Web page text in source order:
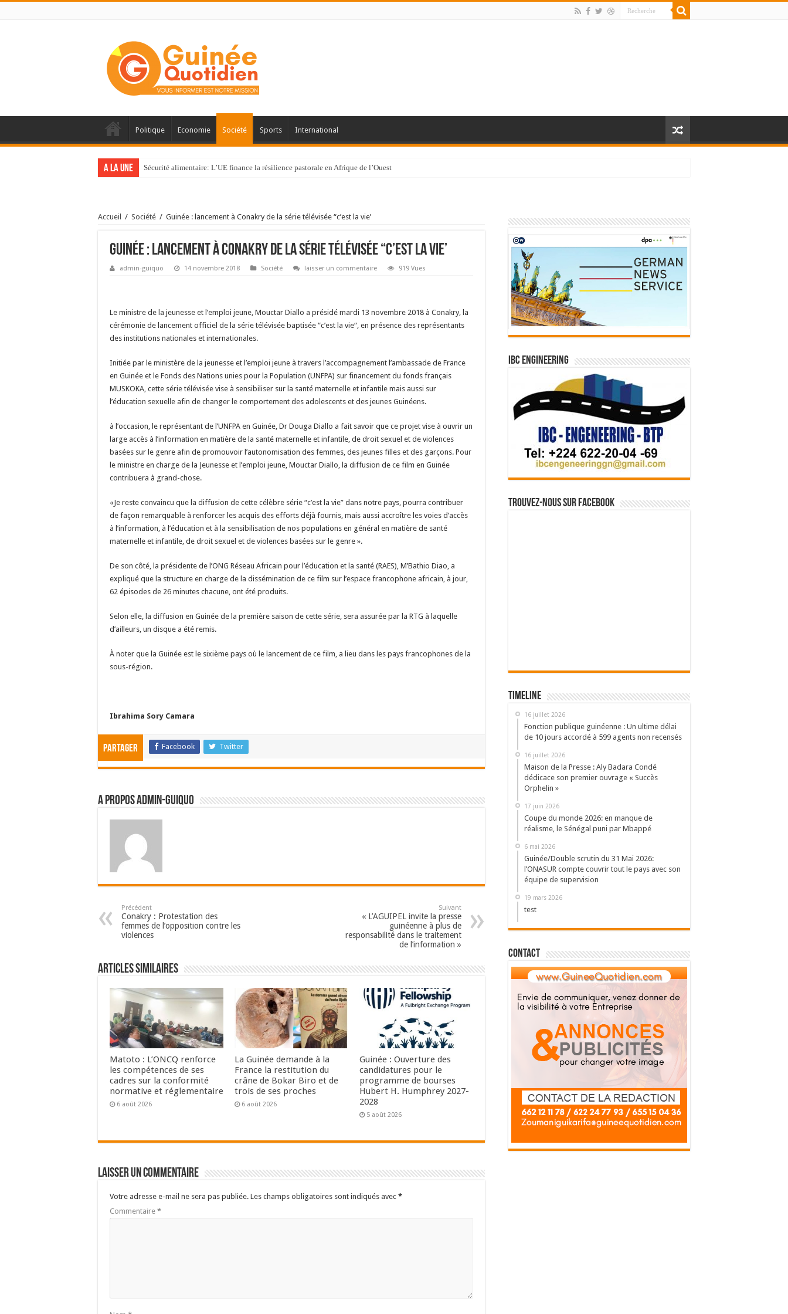
Politique Economie Société Sports International
A la une Sécurité alimentaire: L’UE finance la résilience pastorale en Afrique de l’Ouest
Accueil / Société / Guinée : lancement à Conakry de la série télévisée “c’est la vie’
Guinée : lancement à Conakry de la série télévisée “c’est la vie’
admin-guiquo 14 novembre 2018 Société laisser un commentaire 919 Vues
Le ministre de la jeunesse et l’emploi jeune, Mouctar Diallo a présidé mardi 13 novembre 2018 à Conakry, la
cérémonie de lancement officiel de la série télévisée baptisée “c’est la vie“, en présence des représentants
des institutions nationales et internationales.
Initiée par le ministère de la jeunesse et l’emploi jeune à travers l’accompagnement l’ambassade de France
en Guinée et le Fonds des Nations unies pour la Population (UNFPA) sur financement du fonds français
MUSKOKA, cette série télévisée vise à sensibiliser sur la santé maternelle et infantile mais aussi sur
l’éducation sexuelle afin de changer le comportement des adolescents et des jeunes Guinéens.
à l’occasion, le représentant de l’UNFPA en Guinée, Dr Douga Diallo a fait savoir que ce projet vise à ouvrir un
large accès à l’information en matière de la santé maternelle et infantile, de droit sexuel et de violences
basées sur le genre afin de promouvoir l’autonomisation des femmes, des jeunes filles et des garçons. Pour
le ministre en charge de la Jeunesse et l’emploi jeune, Mouctar Diallo, la diffusion de ce film en Guinée
contribuera à grand-chose.
«Je reste convaincu que la diffusion de cette célèbre série “c’est la vie” dans notre pays, pourra contribuer
de façon remarquable à renforcer les acquis des efforts déjà fournis, mais aussi accroître les voies d’accès
à l’information, à l’éducation et à la sensibilisation de nos populations en général en matière de santé
maternelle et infantile, de droit sexuel et de violences basées sur le genre ».
De son côté, la présidente de l’ONG Réseau Africain pour l’éducation et la santé (RAES), M’Bathio Diao, a
expliqué que la structure en charge de la dissémination de ce film sur l’espace francophone africain, à jour,
62 épisodes de 26 minutes chacune, ont été produits.
Selon elle, la diffusion en Guinée de la première saison de cette série, sera assurée par la RTG à laquelle
d’ailleurs, un disque a été remis.
À noter que la Guinée est le sixième pays où le lancement de ce film, a lieu dans les pays francophones de la
sous-région.
Ibrahima Sory Camara
Partager Facebook Twitter
A propos admin-guiquo
Précédent
Conakry : Protestation des
femmes de l’opposition contre les
violences
Suivant
« L’AGUIPEL invite la presse
guinéenne à plus de
responsabilité dans le traitement
de l’information »
Articles Similaires
Matoto : L’ONCQ renforce
les compétences de ses
cadres sur la conformité
normative et réglementaire
6 août 2026
La Guinée demande à la
France la restitution du
crâne de Bokar Biro et de
trois de ses proches
6 août 2026
Guinée : Ouverture des
candidatures pour le
programme de bourses
Hubert H. Humphrey 2027-
2028
5 août 2026
Laisser un commentaire
Votre adresse e-mail ne sera pas publiée. Les champs obligatoires sont indiqués avec *
Commentaire *
IBC Engineering
Trouvez-nous sur Facebook
Timeline
16 juillet 2026
Fonction publique guinéenne : Un ultime délai
de 10 jours accordé à 599 agents non recensés
16 juillet 2026
Maison de la Presse : Aly Badara Condé
dédicace son premier ouvrage « Succès
Orphelin »
17 juin 2026
Coupe du monde 2026: en manque de
réalisme, le Sénégal puni par Mbappé
6 mai 2026
Guinée/Double scrutin du 31 Mai 2026:
l’ONASUR compte couvrir tout le pays avec son
équipe de supervision
19 mars 2026
test
Contact